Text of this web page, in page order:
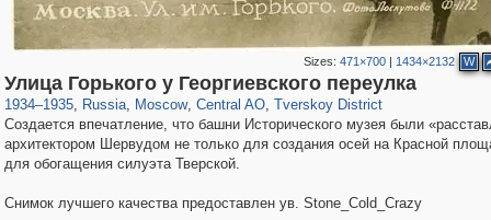
Sizes: 471×700| 1434×2132 W
Улица Горького у Георгиевского переулка
1934–1935, Russia
1,406,955 29,248
, Moscow
319,864 8,286
, Central AO
160,012 5,916
, Tverskoy District
53,052 2,283
Создается впечатление, что башни Исторического музея были
архитектором Шервудом не только для создания осей на Красной
для обогащения силуэта Тверской.
Снимок лучшего качества предоставлен ув. Stone_Cold_Crazy